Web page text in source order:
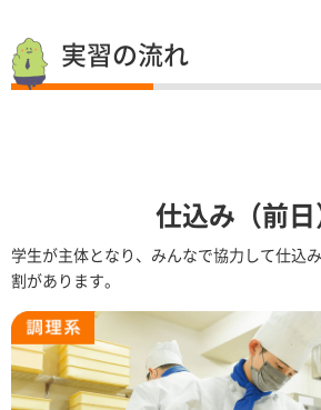
実習の流れ
仕込み（前日
学生が主体となり、みんなで協力して仕込
割があります。